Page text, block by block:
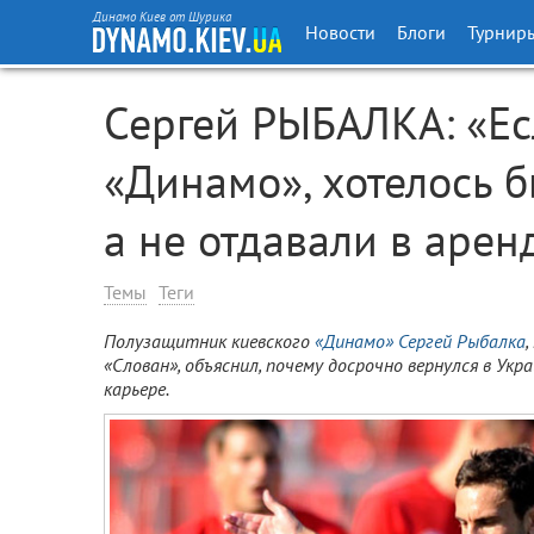
Динамо Киев от Шурика
Новости Блоги
Сергей РЫБАЛКА:
«Динамо», хотелось
а не отдавали в
Темы Теги
Полузащитник киевского «Динамо» Сергей Рыбалка,
«Слован», объяснил, почему досрочно вернулся в
карьере.